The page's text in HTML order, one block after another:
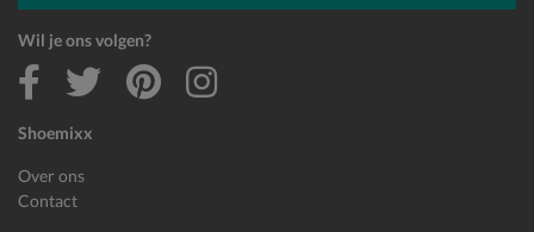
Shoemixx
Over ons
Contact
Wil je ons volgen?